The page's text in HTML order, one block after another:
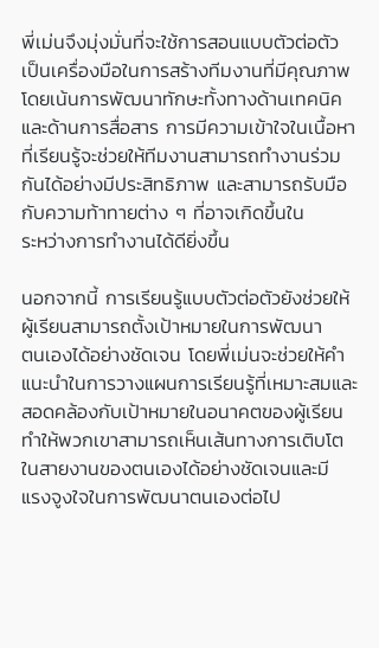
พี่เม่นจึงมุ่งมั่นที่จะใช้การสอนแบบตัวต่อตัว
เป็นเครื่องมือในการสร้างทีมงานที่มีคุณภาพ
โดยเน้นการพัฒนาทักษะทั้งทางด้านเทคนิค
และด้านการสื่อสาร การมีความเข้าใจในเนื้อหา
ที่เรียนรู้จะช่วยให้ทีมงานสามารถทำงานร่วม
กันได้อย่างมีประสิทธิภาพ และสามารถรับมือ
กับความท้าทายต่าง ๆ ที่อาจเกิดขึ้นใน
ระหว่างการทำงานได้ดียิ่งขึ้น
นอกจากนี้ การเรียนรู้แบบตัวต่อตัวยังช่วยให้
ผู้เรียนสามารถตั้งเป้าหมายในการพัฒนา
ตนเองได้อย่างชัดเจน โดยพี่เม่นจะช่วยให้คำ
แนะนำในการวางแผนการเรียนรู้ที่เหมาะสมและ
สอดคล้องกับเป้าหมายในอนาคตของผู้เรียน
ทำให้พวกเขาสามารถเห็นเส้นทางการเติบโต
ในสายงานของตนเองได้อย่างชัดเจนและมี
แรงจูงใจในการพัฒนาตนเองต่อไป